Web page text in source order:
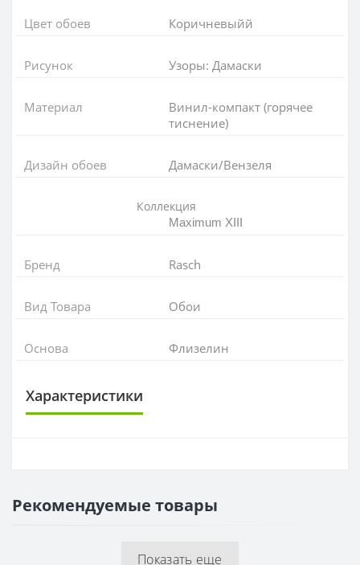
Цвет обоев Коричневыйй
Рисунок Узоры: Дамаски
Материал
Винил-компакт (горячее
тиснение)
Дизайн обоев Дамаски/Вензеля
Коллекция
Maximum XIII
Бренд Rasch
Вид Товара Обои
Основа Флизелин
Характеристики
РАППОРТ
Рекомендуемые товары
Показать еще